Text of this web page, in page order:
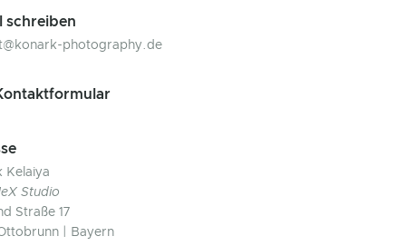
schreiben
photography.de
Kelaiya
Studio
Straße 17
| Bayern